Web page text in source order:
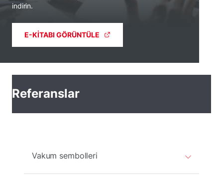
indirin.
E-KITABI GÖRÜNTÜLE
Referanslar
Vakum sembolleri